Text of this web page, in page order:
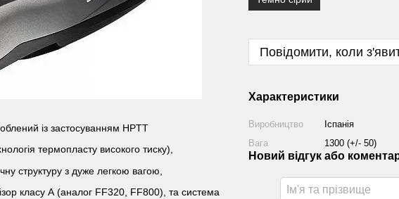
із застосуванням HPTT
термопласту високого тиску),
структуру з дуже легкою вагою,
класу А (аналог FF320, FF800), та система
Повідомити, коли
Характеристики
Виробництво
Іспанія
Вага
1300 (+/- 50)
Новий відгук або